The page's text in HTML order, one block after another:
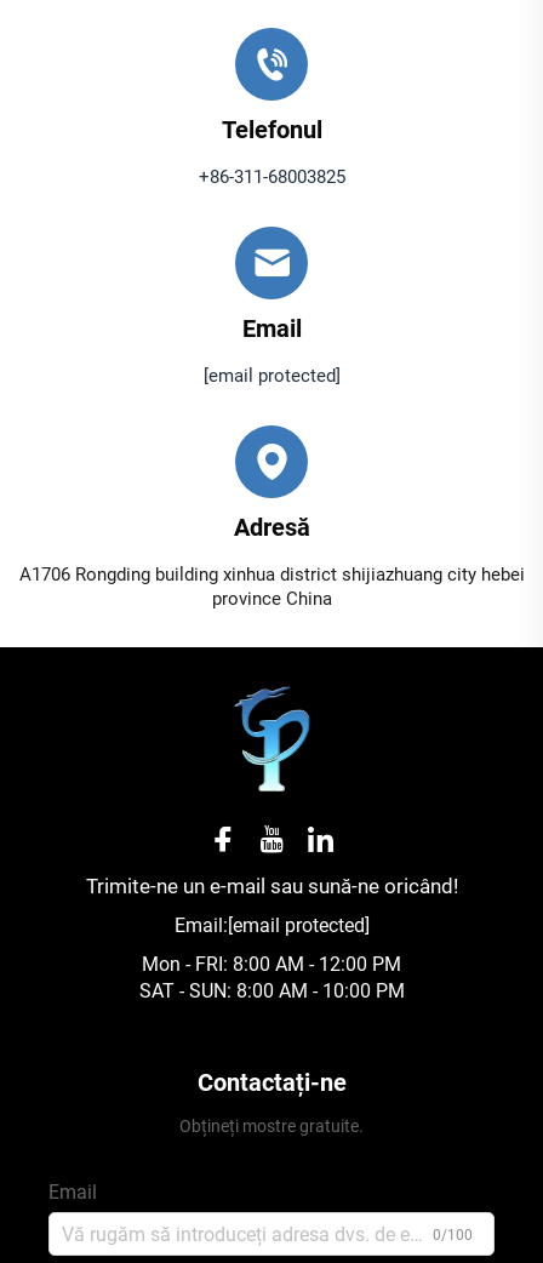
Telefonul
+86-311-68003825
Email
[email protected]
Adresă
A1706 Rongding building xinhua district shijiazhuang city hebei
province China
Trimite-ne un e-mail sau sună-ne oricând!
Email:[email protected]
Mon - FRI: 8:00 AM - 12:00 PM
SAT - SUN: 8:00 AM - 10:00 PM
Contactați-ne
Obțineți mostre gratuite.
Email
0/100